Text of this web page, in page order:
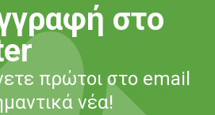
στο
πρώτοι στο email
νέα!